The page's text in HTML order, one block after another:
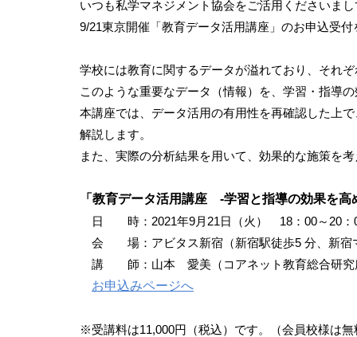
いつも私学マネジメント協会をご活用くださいま
9/21東京開催「教育データ活用講座」のお申込受
学校には教育に関するデータが溢れており、それ
このような重要なデータ（情報）を、学習・指導
本講座では、データ活用の有用性を再確認した上
解説します。
また、実際の分析結果を用いて、効果的な施策を
「教育データ活用講座 -学習と指導の効果を高
日 時：2021年9月21日（火） 18：00～20：
会 場：アビタス新宿（新宿駅徒歩5 分、新宿
講 師：山本 愛美（コアネット教育総
お申込みページへ
※受講料は11,000円（税込）です。（会員校様は無